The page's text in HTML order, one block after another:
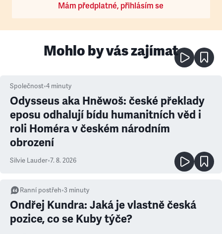
Mám předplatné, přihlásím se
Mohlo by vás zajímat
Společnost•4 minuty
Odysseus aka Hněwoš: české překlady
eposu odhalují bídu humanitních věd i
roli Homéra v českém národním
obrození
Silvie Lauder•7. 8. 2026
Ranní postřeh•3 minuty
Ondřej Kundra: Jaká je vlastně česká
pozice, co se Kuby týče?